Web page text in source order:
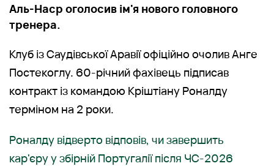
Аль-Наср оголосив ім'я нового головного
тренера.
Клуб із Саудівської Аравії офіційно очолив Анге
Постекоглу. 60-річний фахівець підписав
контракт із командою Кріштіану Роналду
терміном на 2 роки.
Роналду відверто відповів, чи завершить
кар'єру у збірній Португалії після ЧС-2026